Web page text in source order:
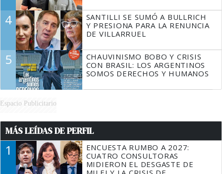
4
SANTILLI SE SUMÓ A BULLRICH
Y PRESIONA PARA LA RENUNCIA
DE VILLARRUEL
5
CHAUVINISMO BOBO Y CRISIS
CON BRASIL: LOS ARGENTINOS
SOMOS DERECHOS Y HUMANOS
Espacio Publicitario
MÁS LEÍDAS DE PERFIL
1
ENCUESTA RUMBO A 2027:
CUATRO CONSULTORAS
MIDIERON EL DESGASTE DE